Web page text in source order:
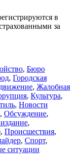
в
за
, Бюро
, Городская
, Жалобная
, Культура,
, Новости
, Обсуждение,
,
, Происшествия,
, Спорт,
ситуации